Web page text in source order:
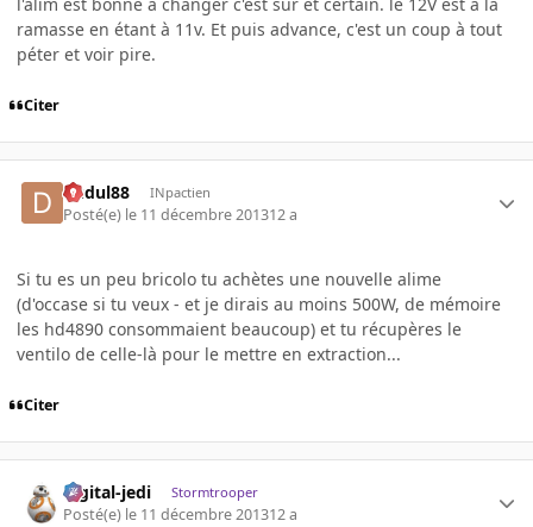
ramasse en étant à 11v. Et puis advance, c'est un coup à tout
péter et voir pire.
Citer
dudul88 INpactien
Posté(e) le 11 décembre 201312 a
Si tu es un peu bricolo tu achètes une nouvelle alime
(d'occase si tu veux - et je dirais au moins 500W, de mémoire
les hd4890 consommaient beaucoup) et tu récupères le
ventilo de celle-là pour le mettre en extraction...
Citer
digital-jedi Stormtrooper
Posté(e) le 11 décembre 201312 a